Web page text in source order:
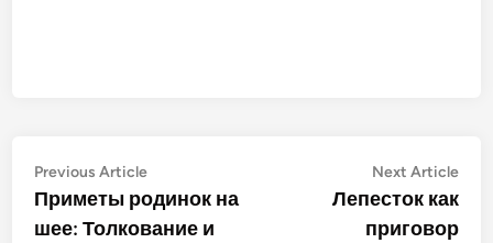
Post
navigation
Previous ArticlePrevious
article:
Приметы родинок на
шее: Толкование и
Next Article
Лепесток как
приговор